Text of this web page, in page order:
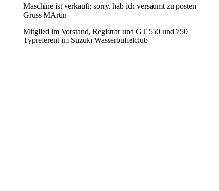
Maschine ist verkauft; sorry, hab ich versäumt zu posten,
Gruss MArtin
Mitglied im Vorstand, Registrar und GT 550 und 750
Typreferent im Suzuki Wasserbüffelclub